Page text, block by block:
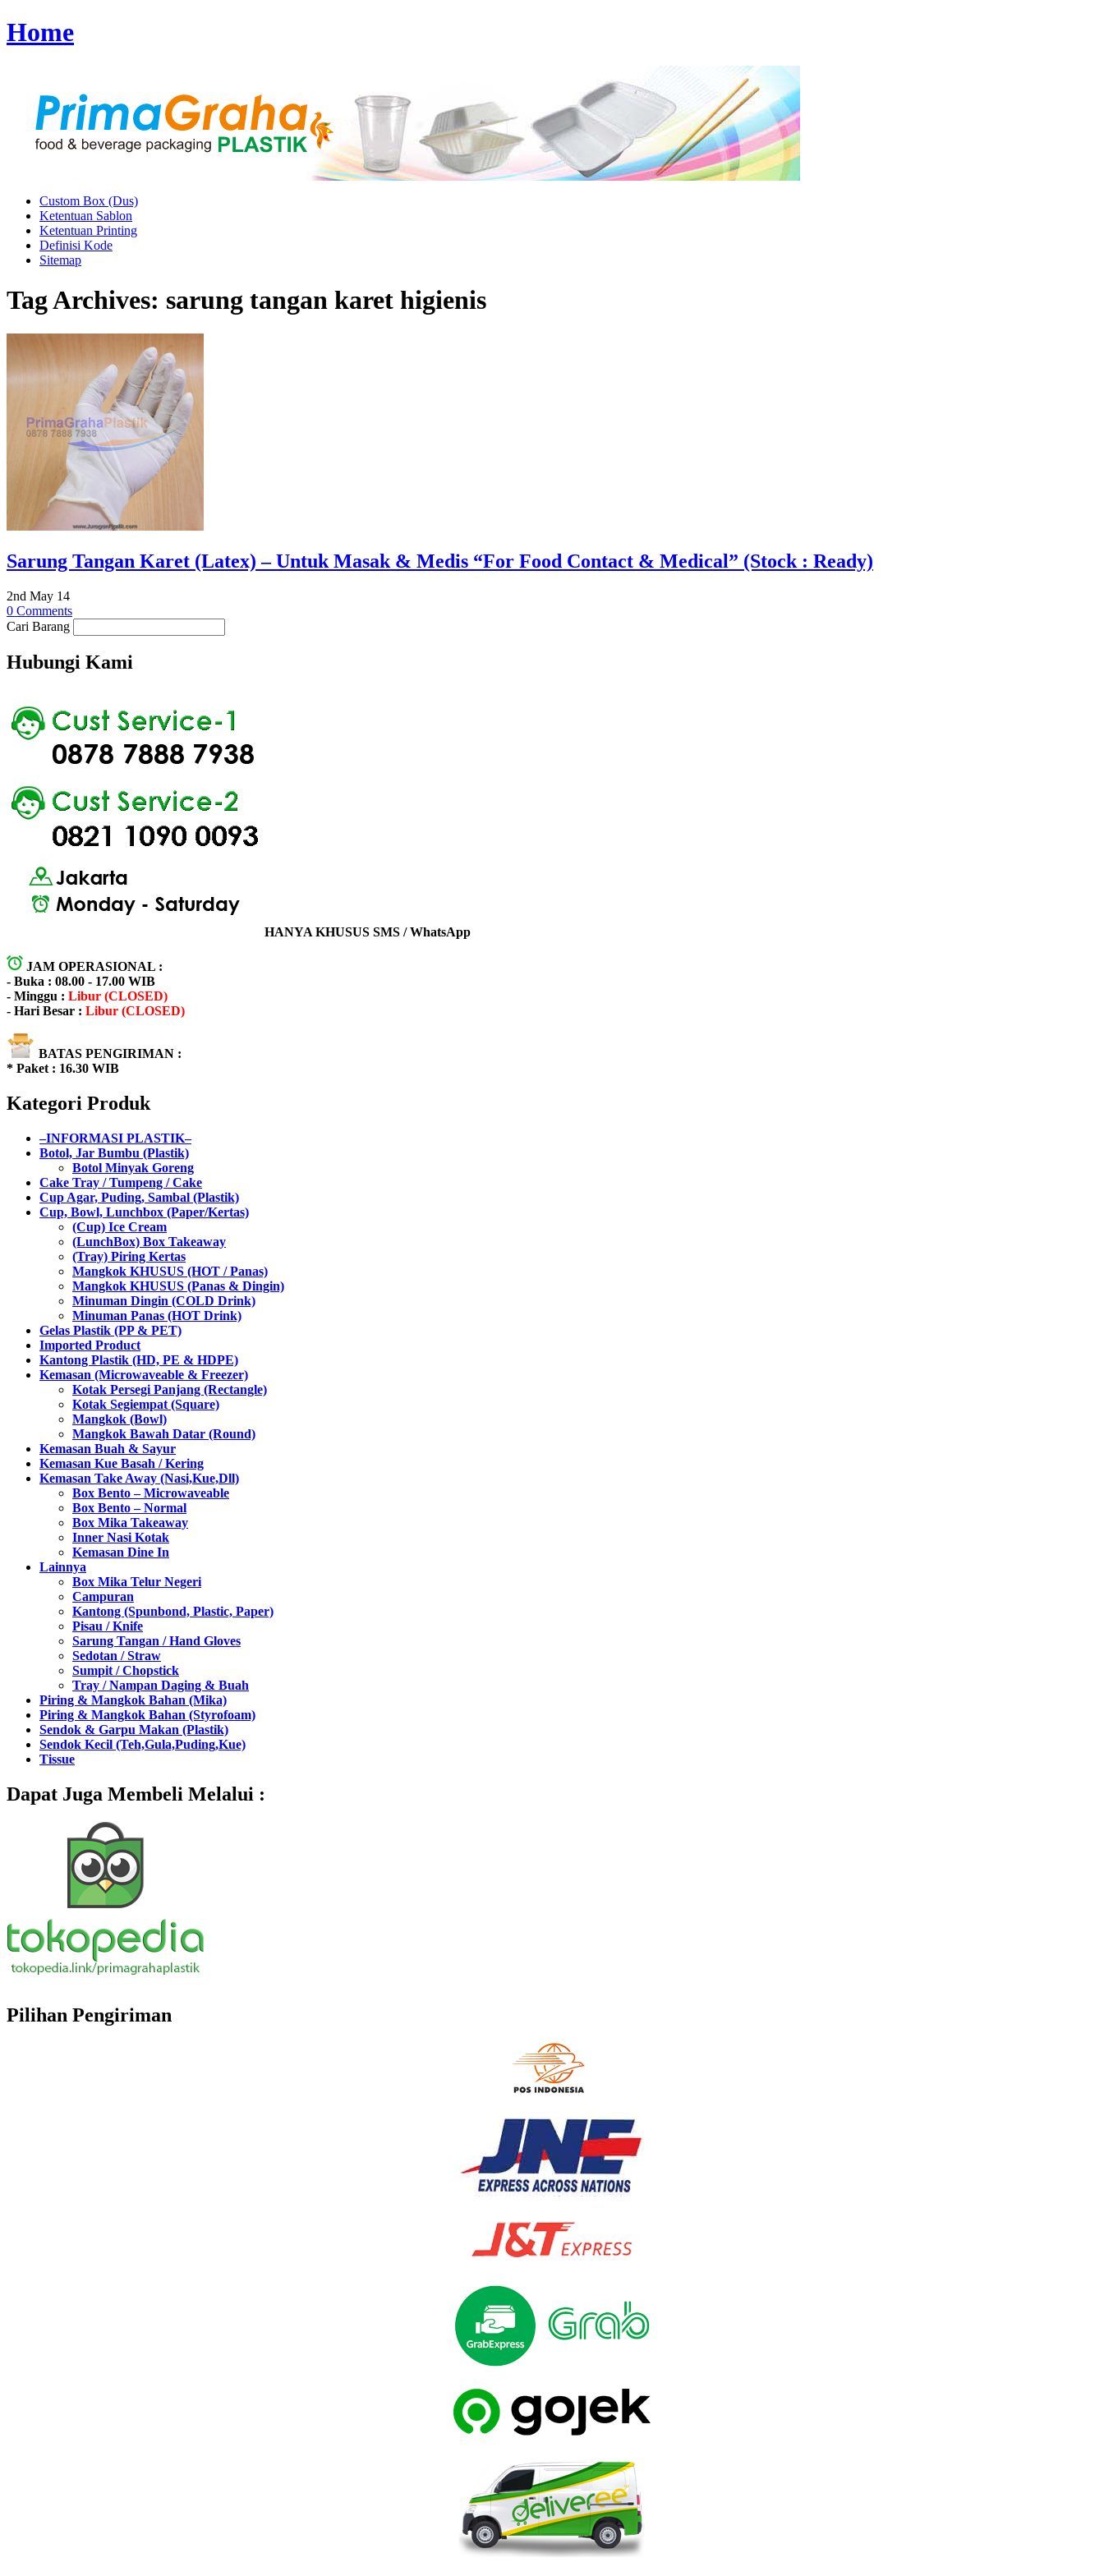
Home
Custom Box (Dus)
Ketentuan Sablon
Ketentuan Printing
Definisi Kode
Sitemap
Tag Archives: sarung tangan karet higienis
Sarung Tangan Karet (Latex) – Untuk Masak & Medis “For Food Contact & Medical” (Stock : Ready)
2nd May 14
0 Comments
Cari Barang
Hubungi Kami
HANYA KHUSUS SMS / WhatsApp
JAM OPERASIONAL :
- Buka : 08.00 - 17.00 WIB
- Minggu : Libur (CLOSED)
- Hari Besar : Libur (CLOSED)
BATAS PENGIRIMAN :
* Paket : 16.30 WIB
Kategori Produk
–INFORMASI PLASTIK–
Botol, Jar Bumbu (Plastik)
Botol Minyak Goreng
Cake Tray / Tumpeng / Cake
Cup Agar, Puding, Sambal (Plastik)
Cup, Bowl, Lunchbox (Paper/Kertas)
(Cup) Ice Cream
(LunchBox) Box Takeaway
(Tray) Piring Kertas
Mangkok KHUSUS (HOT / Panas)
Mangkok KHUSUS (Panas & Dingin)
Minuman Dingin (COLD Drink)
Minuman Panas (HOT Drink)
Gelas Plastik (PP & PET)
Imported Product
Kantong Plastik (HD, PE & HDPE)
Kemasan (Microwaveable & Freezer)
Kotak Persegi Panjang (Rectangle)
Kotak Segiempat (Square)
Mangkok (Bowl)
Mangkok Bawah Datar (Round)
Kemasan Buah & Sayur
Kemasan Kue Basah / Kering
Kemasan Take Away (Nasi,Kue,Dll)
Box Bento – Microwaveable
Box Bento – Normal
Box Mika Takeaway
Inner Nasi Kotak
Kemasan Dine In
Lainnya
Box Mika Telur Negeri
Campuran
Kantong (Spunbond, Plastic, Paper)
Pisau / Knife
Sarung Tangan / Hand Gloves
Sedotan / Straw
Sumpit / Chopstick
Tray / Nampan Daging & Buah
Piring & Mangkok Bahan (Mika)
Piring & Mangkok Bahan (Styrofoam)
Sendok & Garpu Makan (Plastik)
Sendok Kecil (Teh,Gula,Puding,Kue)
Tissue
Dapat Juga Membeli Melalui :
Pilihan Pengiriman